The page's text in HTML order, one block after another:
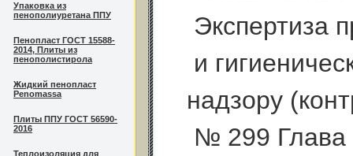
Упаковка из
пенополиуретана ППУ
Пенопласт ГОСТ 15588-
2014, Плиты из
пенополистирола
Жидкий пенопласт
Penomassa
Плиты ППУ ГОСТ 56590-
2016
Теплоизоляция для
Экспертиза
и
надзору
№ 299 Глава